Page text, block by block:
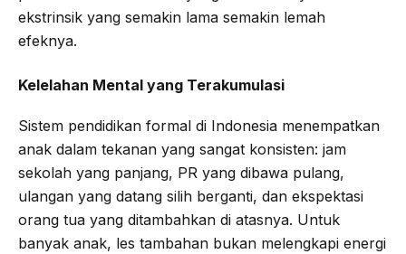
ekstrinsik yang semakin lama semakin lemah
efeknya.
Kelelahan Mental yang Terakumulasi
Sistem pendidikan formal di Indonesia menempatkan
anak dalam tekanan yang sangat konsisten: jam
sekolah yang panjang, PR yang dibawa pulang,
ulangan yang datang silih berganti, dan ekspektasi
orang tua yang ditambahkan di atasnya. Untuk
banyak anak, les tambahan bukan melengkapi energi